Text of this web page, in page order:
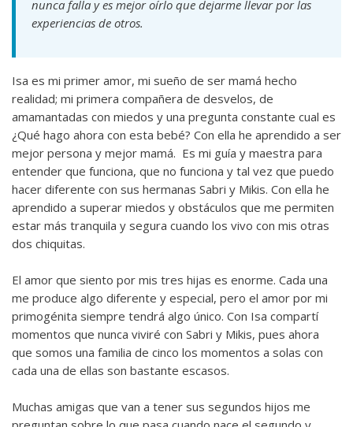
nunca falla y es mejor oírlo que dejarme llevar por las
experiencias de otros.
Isa es mi primer amor, mi sueño de ser mamá hecho
realidad; mi primera compañera de desvelos, de
amamantadas con miedos y una pregunta constante cual es
¿Qué hago ahora con esta bebé? Con ella he aprendido a ser
mejor persona y mejor mamá. Es mi guía y maestra para
entender que funciona, que no funciona y tal vez que puedo
hacer diferente con sus hermanas Sabri y Mikis. Con ella he
aprendido a superar miedos y obstáculos que me permiten
estar más tranquila y segura cuando los vivo con mis otras
dos chiquitas.
El amor que siento por mis tres hijas es enorme. Cada una
me produce algo diferente y especial, pero el amor por mi
primogénita siempre tendrá algo único. Con Isa compartí
momentos que nunca viviré con Sabri y Mikis, pues ahora
que somos una familia de cinco los momentos a solas con
cada una de ellas son bastante escasos.
Muchas amigas que van a tener sus segundos hijos me